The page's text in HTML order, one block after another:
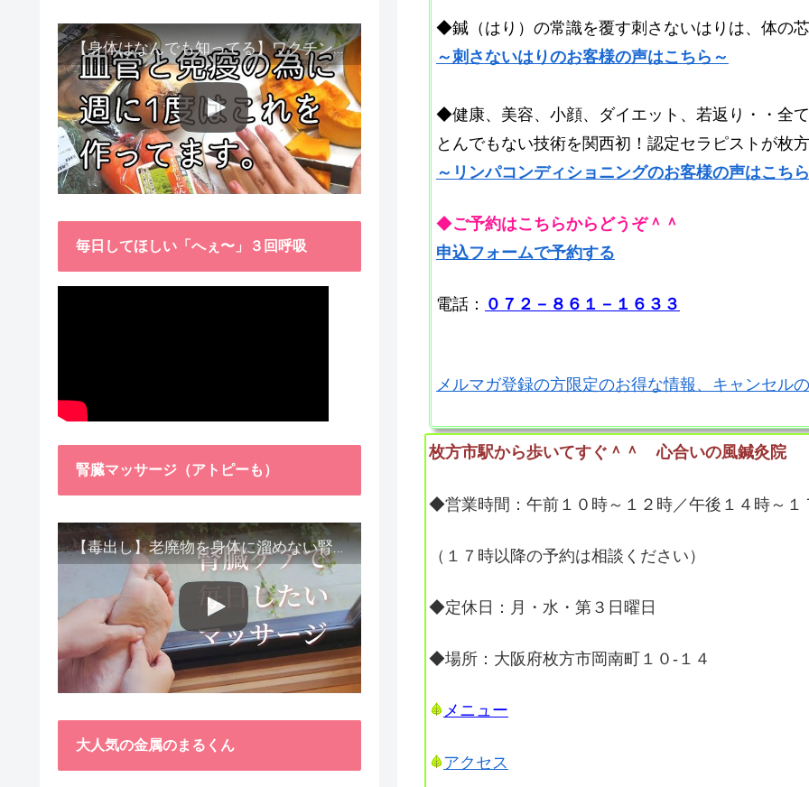
◆鍼（はり）の常識を覆す刺さないはりは、体の
～刺さないはりのお客様の声はこちら～
◆健康、美容、小顔、ダイエット、若返り・・全
とんでもない技術を関西初！認定セラピストが枚
～リンパコンディショニングのお客様の声はこち
◆ご予約はこちらからどうぞ＾＾
申込フォームで予約する
電話： ０７２－８６１－１６３３
メルマガ登録の方限定のお得な情報、キャンセル
枚方市駅から歩いてすぐ＾＾ 心合いの風鍼灸院
◆営業時間：午前１０時～１２時／午後１４時～１
（１７時以降の予約は相談ください）
◆定休日：月・水・第３日曜日
◆場所：大阪府枚方市岡南町１０-１４
メニュー
アクセス
【身体はなんでも知ってる】ワクチン接種後、異常に食べたくなった野菜が細胞回復に貢献してくれました。
毎日してほしい「へぇ〜」３回呼吸
腎臓マッサージ（アトピーも）
【毒出し】老廃物を身体に溜めない腎臓ケア４種をご紹介します。
大人気の金属のまるくん